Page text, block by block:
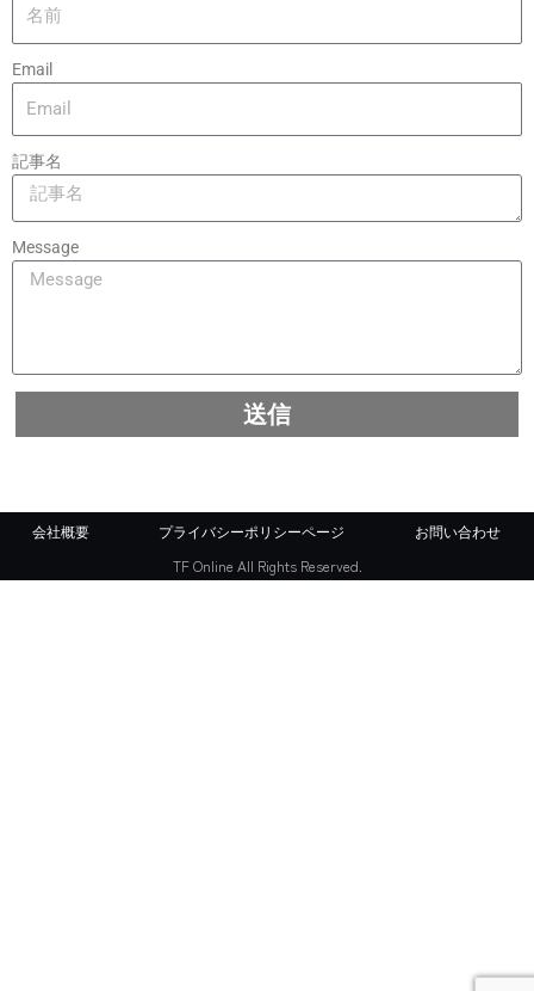
Email
記事名
Message
送信
会社概要 プライバシーポリシーページ お問い合わせ
TF Online All Rights Reserved.